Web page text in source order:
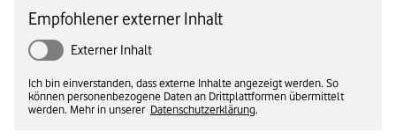
Empfohlener externer Inhalt
Externer Inhalt
Ich bin einverstanden, dass externe Inhalte angezeigt werden. So
können personenbezogene Daten an Drittplattformen übermittelt
werden. Mehr in unserer Datenschutzerklärung.